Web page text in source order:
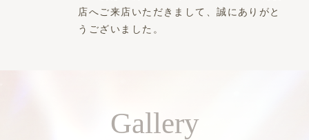
店へご来店いただきまして、誠にありがと
うございました。
Gallery